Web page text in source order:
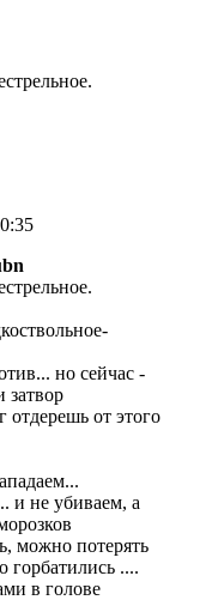
но сейчас -
затвор
отдерешь от этого
и не убиваем, а
можно потерять
горбатились ....
в голове